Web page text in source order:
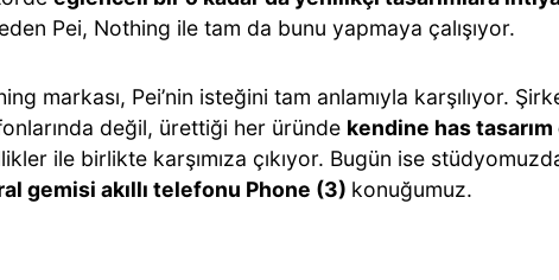
Pei, Nothing ile tam da bunu yapmaya çalışıyor.
markası, Pei’nin isteğini tam anlamıyla karşılıyor.
değil, ürettiği her üründe kendine has
ile birlikte karşımıza çıkıyor. Bugün ise
gemisi akıllı telefonu Phone (3) konuğumuz.